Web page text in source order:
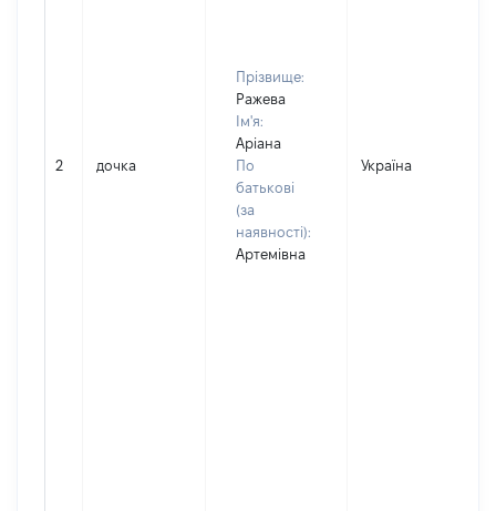
2 дочка
Прізвище:
Ражева
Ім'я:
Аріана
По
батькові
(за
наявності):
Артемівна
Україна